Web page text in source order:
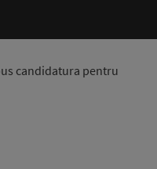
candidatura pentru